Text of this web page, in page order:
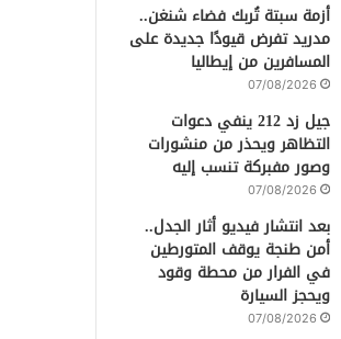
أزمة سبتة تُربك فضاء شنغن..
مدريد تفرض قيودًا جديدة على
المسافرين من إيطاليا
07/08/2026
جيل زد 212 ينفي دعوات
التظاهر ويحذر من منشورات
وصور مفبركة تنسب إليه
07/08/2026
بعد انتشار فيديو أثار الجدل..
أمن طنجة يوقف المتورطين
في الفرار من محطة وقود
ويحجز السيارة
07/08/2026